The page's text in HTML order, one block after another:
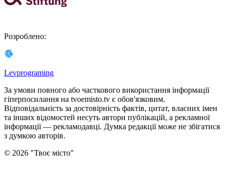
Розроблено:
Levprograming
За умови повного або часткового використання iнформацiї
гіперпосилання на tvoemisto.tv є обов'язковим.
Відповідальність за достовірність фактів, цитат, власних імен
та інших відомостей несуть автори публікацій, а рекламної
інформації — рекламодавці. Думка редакцiї може не збiгатися
з думкою авторiв.
© 2026 "Твоє місто"